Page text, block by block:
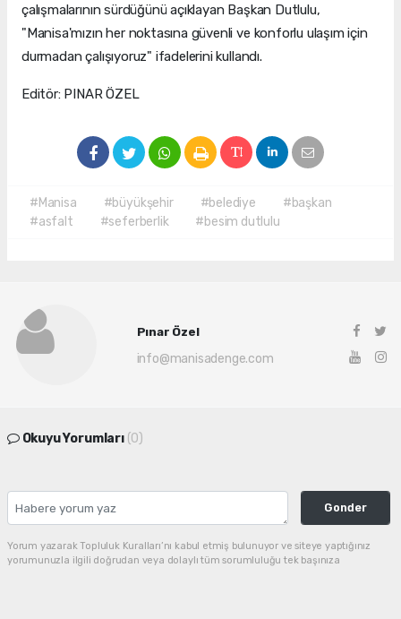
çalışmalarının sürdüğünü açıklayan Başkan Dutlulu,
"Manisa'mızın her noktasına güvenli ve konforlu ulaşım için
durmadan çalışıyoruz" ifadelerini kullandı.
Editör: PINAR ÖZEL
#Manisa #büyükşehir #belediye
#başkan
#asfalt
#seferberlik #besim dutlulu
Pınar Özel
info@manisadenge.com
Okuyu Yorumları (0)
Gonder
Yorum yazarak Topluluk Kuralları’nı kabul etmiş bulunuyor ve siteye yaptığınız
yorumunuzla ilgili doğrudan veya dolaylı tüm sorumluluğu tek başınıza